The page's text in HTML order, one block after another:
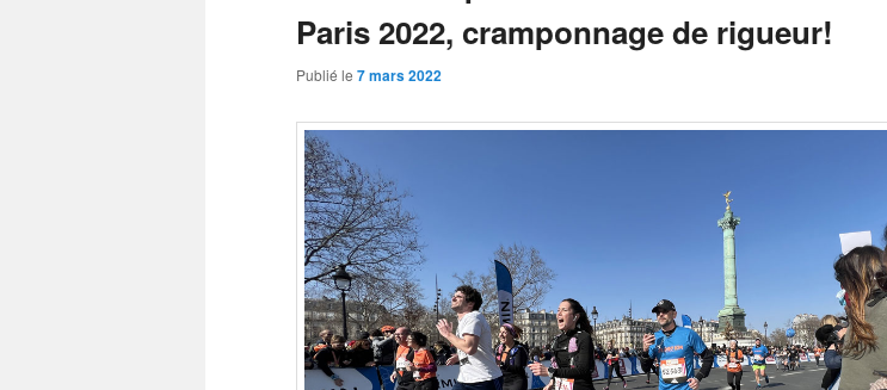
Paris 2022, cramponnage de rigueur!
Publié le 7 mars 2022